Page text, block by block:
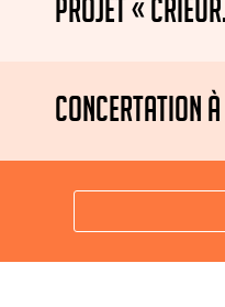
PROJET «
CONCERTATION